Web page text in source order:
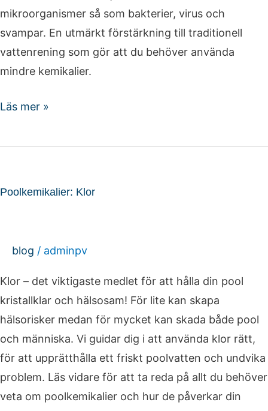
mikroorganismer så som bakterier, virus och
svampar. En utmärkt förstärkning till traditionell
vattenrening som gör att du behöver använda
mindre kemikalier.
Läs mer »
Poolkemikalier: Klor
blog / adminpv
Klor – det viktigaste medlet för att hålla din pool
kristallklar och hälsosam! För lite kan skapa
hälsorisker medan för mycket kan skada både pool
och människa. Vi guidar dig i att använda klor rätt,
för att upprätthålla ett friskt poolvatten och undvika
problem. Läs vidare för att ta reda på allt du behöver
veta om poolkemikalier och hur de påverkar din